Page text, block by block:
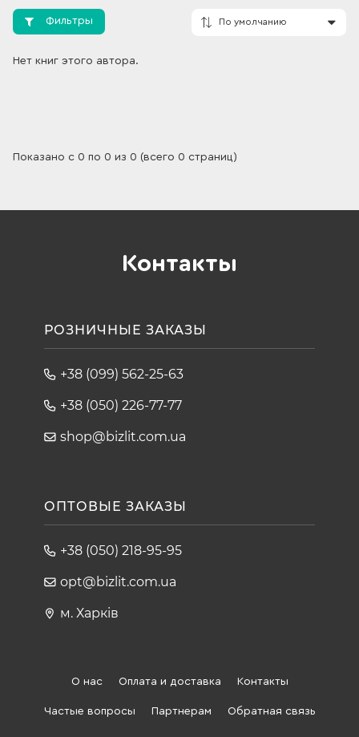
Фильтры
Нет книг этого автора.
Показано с 0 по 0 из 0 (всего 0 страниц)
Контакты
РОЗНИЧНЫЕ ЗАКАЗЫ
+38 (099) 562-25-63
+38 (050) 226-77-77
shop@bizlit.com.ua
ОПТОВЫЕ ЗАКАЗЫ
+38 (050) 218-95-95
opt@bizlit.com.ua
м. Харків
О нас Оплата и доставка Контакты
Частые вопросы Партнерам Обратная связь